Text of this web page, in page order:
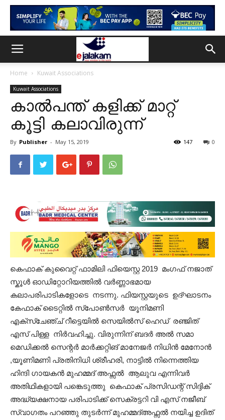
Home Kuwait Associations
Kuwait Associations
കാൽപന്ത് കളിക്ക് മാറ്റ്
കൂട്ടി കലാവിരുന്ന്
By Publisher - May 15, 2019 0
147
കെഫാക് കുവൈറ്റ് ഫാമിലി ഫിയെസ്റ്റ 2019 മംഗഫ് നജാത്
സ്കൂൾ ഓഡിറ്റോറിയത്തിൽ വർണ്ണാഭമായ
കലാപരിപാടികളോടെ നടന്നു. ഫിയസ്റ്റയുടെ ഉദ്‌ഘാടനം
കേഫാക് ടൈറ്റിൽ സ്പോൺസർ യൂനിമണി
എക്സ്ചേഞ്ച് റീട്ടെയിൽ സെയിൽസ് ഹെഡ് രഞ്ജിത്
എസ്‌ പിള്ള നിർവഹിച്ചു. വിരുന്നിന് ബദർ അൽ സമാ
മെഡിക്കൽ സെന്റർ മാർക്കറ്റിങ് മാനേജർ നിധിൻ മേനോൻ
,യൂണിമണി പ്രതിനിധി ശ്രീഹരി, നാട്ടിൽ നിന്നെത്തിയ
ഹിന്ദി ഗായകൻ മുഹമ്മദ് അഫ്സൽ ആലുവ എന്നിവർ
അതിഥികളായി പങ്കെടുത്തു കെഫാക് പ്രസിഡന്റ് സിദ്ദിക്
അദ്ധ്യക്ഷനായ പരിപാടിക്ക് സെക്രട്ടറി വി എസ് നജീബ്
സ്വാഗതം പറഞ്ഞു തുടർന്ന് മുഹമ്മദ്അഫ്സൽ നയിച്ച ഉദിത്